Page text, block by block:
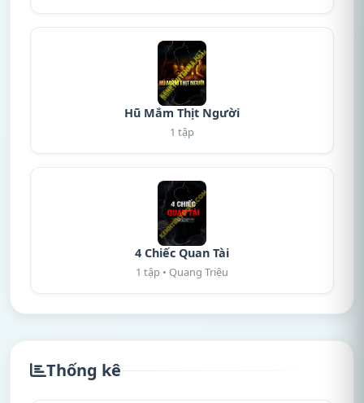
Hũ Mắm Thịt Người
1 tập
4 Chiếc Quan Tài
1 tập • Quang Triệu
Thống kê